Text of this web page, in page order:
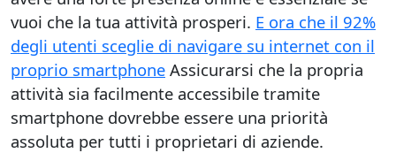
vuoi che la tua attività prosperi. E ora che il 92%
degli utenti sceglie di navigare su internet con il
proprio smartphone Assicurarsi che la propria
attività sia facilmente accessibile tramite
smartphone dovrebbe essere una priorità
assoluta per tutti i proprietari di aziende.